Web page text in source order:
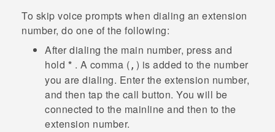
ỨNG DỤNG
HỖ TRỢ
To skip voice prompts when dialing an extension
number, do one of the following:
After dialing the main number, press and
hold * . A comma ( , ) is added to the number
you are dialing. Enter the extension number,
and then tap the call button. You will be
connected to the mainline and then to the
extension number.